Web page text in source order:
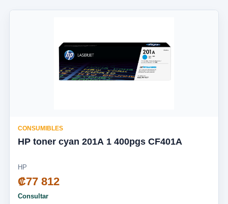
CONSUMIBLES
HP toner cyan 201A 1 400pgs CF401A
HP
₡77 812
Consultar